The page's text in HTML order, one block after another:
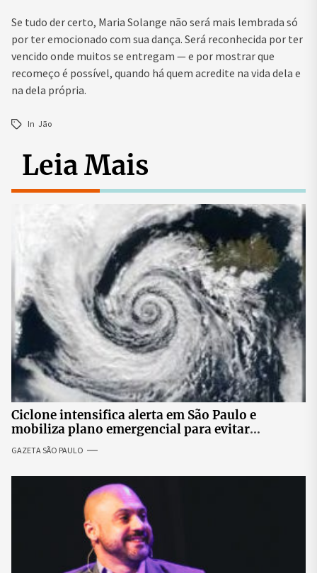
Se tudo der certo, Maria Solange não será mais lembrada só
por ter emocionado com sua dança. Será reconhecida por ter
vencido onde muitos se entregam — e por mostrar que
recomeço é possível, quando há quem acredite na vida dela e
na dela própria.
In Jão
Leia Mais
Ciclone intensifica alerta em São Paulo e
mobiliza plano emergencial para evitar
impactos no fornecimento de energia
GAZETA SÃO PAULO